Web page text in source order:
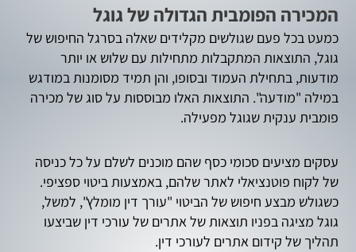
המכירה הפומבית הגדולה של גוגל
כמעט בכל פעם שגולשים מקלידים שאלה בסרגל החיפוש של
גוגל, התוצאות המתקבלות מתחילות עם שלוש או יותר
מודעות, בתחילת העמוד ובסופו, והן תמיד מסומנות במודגש
במילה "מודעה". התוצאות האלו מבוססות על סוג של מכירה
פומבית ענקית שגוגל מפעילה.
עסקים מציעים סכומי כסף שהם מוכנים לשלם על כל כניסה
של לקוח פוטנציאלי לאתר שלהם, באמצעות ביטוי ספציפי.
כשגולש מבצע חיפוש של הביטוי "עורך דין מומלץ", למשל,
גוגל מציגה בפניו תוצאות של אתרים של עורכי דין שביצעו
תהליך של קידום אתרים לעורכי דין.